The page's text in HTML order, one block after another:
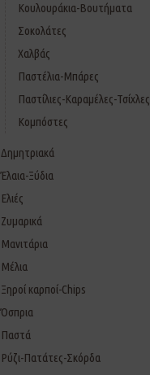
Κουλουράκια-Βουτήματα
Σοκολάτες
Χαλβάς
Παστέλια-Μπάρες
Παστίλιες-Καραμέλες-Τσίχλες
Κομπόστες
Δημητριακά
Έλαια-Ξύδια
Ελιές
Ζυμαρικά
Μανιτάρια
Μέλια
Ξηροί καρποί-Chips
Όσπρια
Παστά
Ρύζι-Πατάτες-Σκόρδα